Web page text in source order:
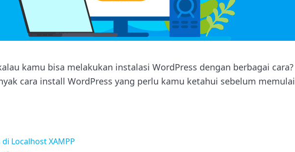
kamu bisa melakukan instalasi WordPress dengan berbagai cara?
cara install WordPress yang perlu kamu ketahui sebelum memulai
Localhost XAMPP